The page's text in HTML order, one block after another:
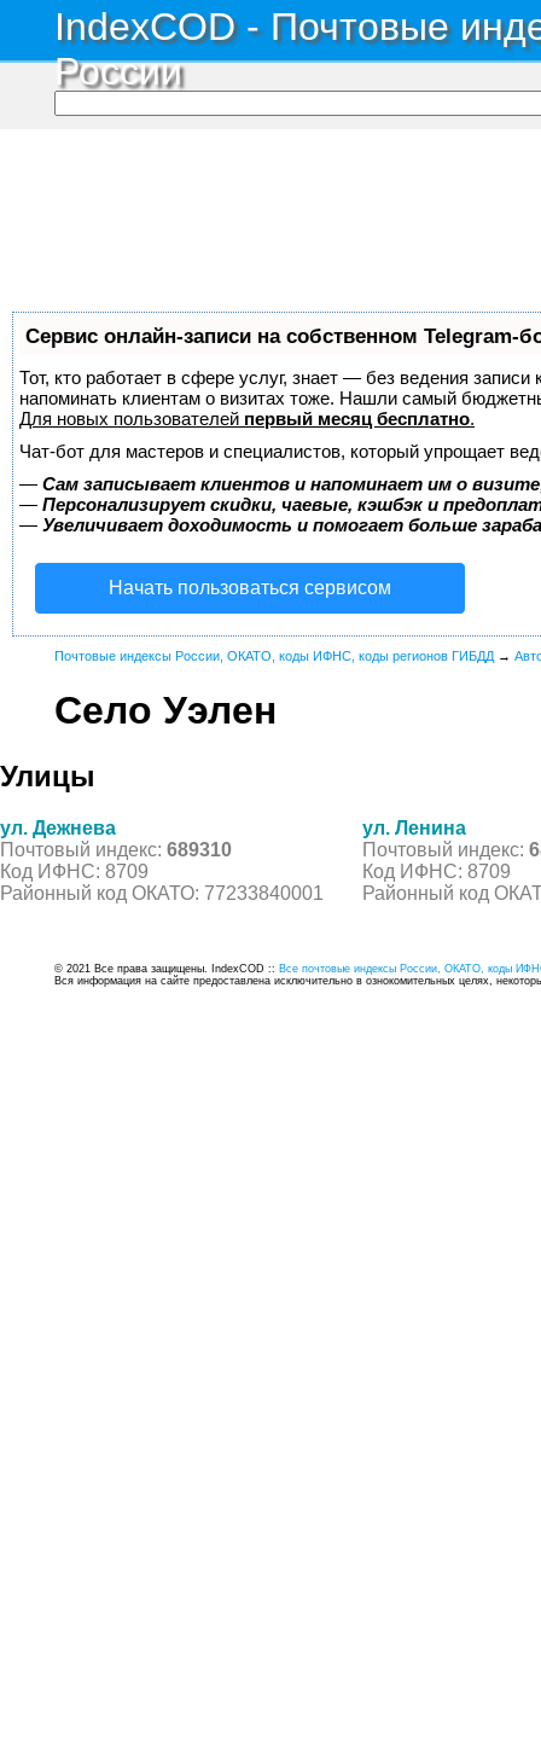
IndexCOD - Почтовые
России
Сервис онлайн-записи на собственном Telegram-
Тот, кто работает в сфере услуг, знает — без ведения
напоминать клиентам о визитах тоже. Нашли самый
Для новых пользователей первый месяц бесплатно.
Чат-бот для мастеров и специалистов, который упрощает
— Сам записывает клиентов и напоминает им о
— Персонализирует скидки, чаевые, кэшбэк и
— Увеличивает доходимость и помогает больше
Начать пользоваться сервисом
Почтовые индексы России, ОКАТО, коды ИФНС, коды регионов ГИБДД →
Село Уэлен
Улицы
ул. Дежнева
Почтовый индекс: 689310
Код ИФНС: 8709
Районный код ОКАТО: 77233840001
ул. Ленина
Почтовый индекс:
Код ИФНС: 8709
Районный код
© 2021 Все права защищены. IndexCOD :: Все почтовые индексы России, ОКАТО, коды
Вся информация на сайте предоставлена исключительно в ознокомительных целях,